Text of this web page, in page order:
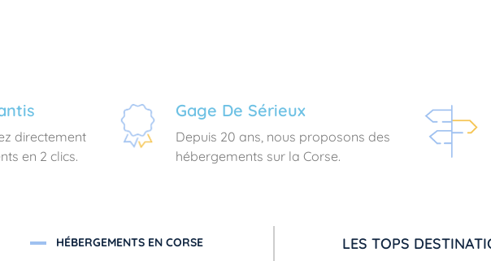
directement
en 2 clics.
Gage De Sérieux
Depuis 20 ans, nous proposons des
hébergements sur la Corse.
HÉBERGEMENTS EN CORSE
LES TOPS